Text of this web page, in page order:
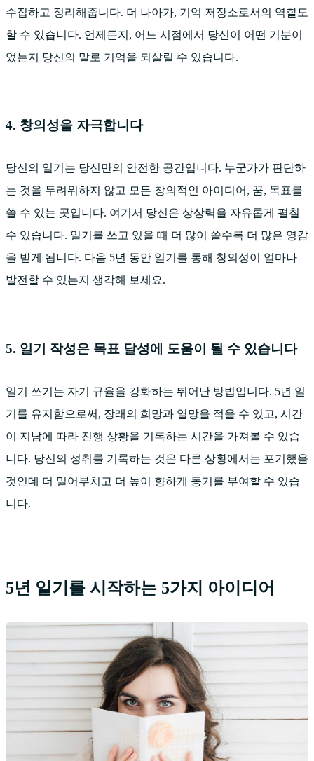
수집하고 정리해줍니다. 더 나아가, 기억 저장소로서의 역할도
할 수 있습니다. 언제든지, 어느 시점에서 당신이 어떤 기분이
었는지 당신의 말로 기억을 되살릴 수 있습니다.
4. 창의성을 자극합니다
당신의 일기는 당신만의 안전한 공간입니다. 누군가가 판단하
는 것을 두려워하지 않고 모든 창의적인 아이디어, 꿈, 목표를
쓸 수 있는 곳입니다. 여기서 당신은 상상력을 자유롭게 펼칠
수 있습니다. 일기를 쓰고 있을 때 더 많이 쓸수록 더 많은 영감
을 받게 됩니다. 다음 5년 동안 일기를 통해 창의성이 얼마나
발전할 수 있는지 생각해 보세요.
5. 일기 작성은 목표 달성에 도움이 될 수 있습니다
일기 쓰기는 자기 규율을 강화하는 뛰어난 방법입니다. 5년 일
기를 유지함으로써, 장래의 희망과 열망을 적을 수 있고, 시간
이 지남에 따라 진행 상황을 기록하는 시간을 가져볼 수 있습
니다. 당신의 성취를 기록하는 것은 다른 상황에서는 포기했을
것인데 더 밀어부치고 더 높이 향하게 동기를 부여할 수 있습
니다.
5년 일기를 시작하는 5가지 아이디어